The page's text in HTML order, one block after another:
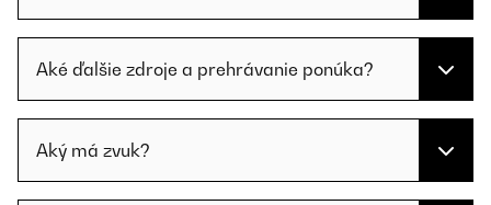
Aké ďalšie zdroje a prehrávanie ponúka?
Aký má zvuk?